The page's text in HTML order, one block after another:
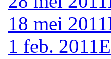
18 mei 2011
1 feb. 2011